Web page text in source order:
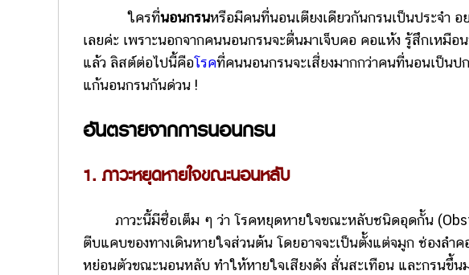
ใครที่นอนกรนหรือมีคนที่นอนเตียงเดียวกันกรนเป็นประจำ
เลยค่ะ เพราะนอกจากคนนอนกรนจะตื่นมาเจ็บคอ คอแห้ง รู้สึกเหมื
แล้ว ลิสต์ต่อไปนี้คือโรคที่คนนอนกรนจะเสี่ยงมากกว่าคนที่นอนเป็
แก้นอนกรนกันด่วน !
อันตรายจากการนอนกรน
1. ภาวะหยุดหายใจขณะนอนหลับ
ภาวะนี้มีชื่อเต็ม ๆ ว่า โรคหยุดหายใจขณะหลับชนิดอุดกั้น
ตีบแคบของทางเดินหายใจส่วนต้น โดยอาจจะเป็นตั้งแต่จมูก ช่องลำ
หย่อนตัวขณะนอนหลับ ทำให้หายใจเสียงดัง สั่นสะเทือน และกรนขึ้น